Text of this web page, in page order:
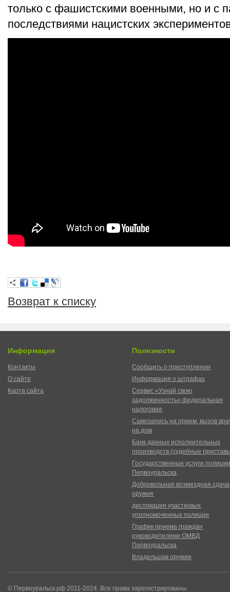
только с фашистскими военными, но и с
последствиями нацистских
Возврат к списку
Информация
Контакты
О сайте
Карта сайта
Полезности
Сообщить о преступлении
Информация о штрафах
Сервис «Узнай свою
задолженность» федеральная
налоговая
Самозапись на прием, вызов
на дом
Банк данных исполнительных
производств (судебные
Государственные услуги
Первоуральска
Добровольная возмездная сдача
оружия
дислокация участковых
уполномоченных полиции
График приема граждан
руководителями ОМВД
Первоуральска
Владельцам оружия
© Первоуральск.рф 2011-2024. Все права зарегистрированы.